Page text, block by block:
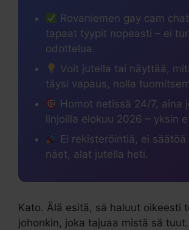
Rovaniemen gay cam
tapaat tyypit nopeasti – ei
odottelua.
Voit jutella tai näyttää,
täysi vapaus, nolla
Homot netissä 24/7, aina
linjoilla elokuu 2026 – yksin
Ei rekisteröintiä, ei säätöä
näet, alat jutella heti.
Kato. Älä esitä, sä haluut oikeesti
johonkin, joka tajuaa mistä sä